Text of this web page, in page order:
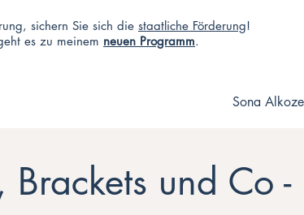
sichern Sie sich die staatliche Förderung!
es zu meinem neuen Programm.
Sona
Brackets und Co -